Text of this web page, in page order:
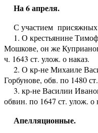
На 6 апреля.
С участием присяжных
1. О крестьянине
Мошкове, он же
ч. 1643 ст. улож. о наказ.
2. О кр-не Михаиле
Горбунове, обв. по 1480
3. кр-не Василии
обвин. по 1647 ст. улож. о
Апелляционные.